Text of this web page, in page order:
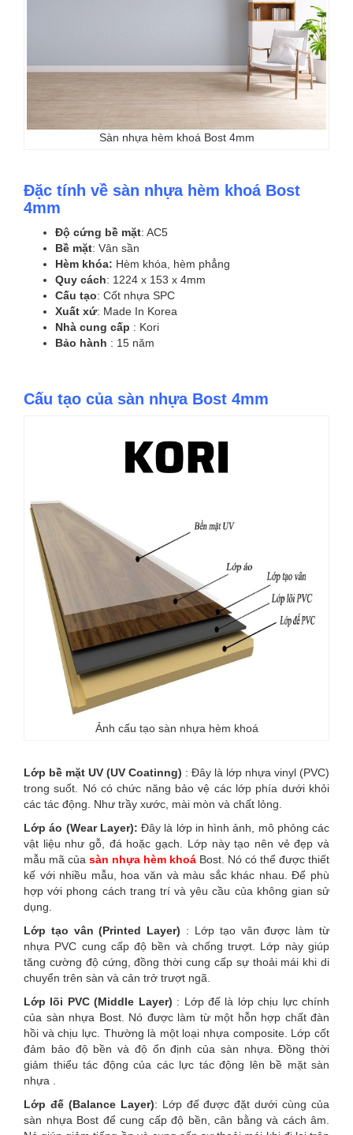
Sàn nhựa hèm khoá Bost 4mm
Đặc tính về sàn nhựa hèm khoá Bost
4mm
Độ cứng bề mặt: AC5
Bề mặt: Vân sần
Hèm khóa: Hèm khóa, hèm phẳng
Quy cách: 1224 x 153 x 4mm
Cấu tạo: Cốt nhựa SPC
Xuất xứ: Made In Korea
Nhà cung cấp : Kori
Bảo hành : 15 năm
Cấu tạo của sàn nhựa Bost 4mm
Ảnh cấu tạo sàn nhựa hèm khoá
Lớp bề mặt UV (UV Coatinng) : Đây là lớp nhựa vinyl (PVC)
trong suốt. Nó có chức năng bảo vệ các lớp phía dưới khỏi
các tác động. Như trầy xước, mài mòn và chất lỏng.
Lớp áo (Wear Layer): Đây là lớp in hình ảnh, mô phỏng các
vật liệu như gỗ, đá hoặc gạch. Lớp này tạo nên vẻ đẹp và
mẫu mã của sàn nhựa hèm khoá Bost. Nó có thể được thiết
kế với nhiều mẫu, hoa văn và màu sắc khác nhau. Để phù
hợp với phong cách trang trí và yêu cầu của không gian sử
dụng.
Lớp tạo vân (Printed Layer) : Lớp tạo vân được làm từ
nhựa PVC cung cấp độ bền và chống trượt. Lớp này giúp
tăng cường độ cứng, đồng thời cung cấp sự thoải mái khi di
chuyển trên sàn và cản trở trượt ngã.
Lớp lõi PVC (Middle Layer) : Lớp đế là lớp chịu lực chính
của sàn nhựa Bost. Nó được làm từ một hỗn hợp chất đàn
hồi và chịu lực. Thường là một loại nhựa composite. Lớp cốt
đảm bảo độ bền và độ ổn định của sàn nhựa. Đồng thời
giảm thiểu tác động của các lực tác động lên bề mặt sàn
nhựa .
Lớp đế (Balance Layer): Lớp đế được đặt dưới cùng của
sàn nhựa Bost để cung cấp độ bền, cân bằng và cách âm.